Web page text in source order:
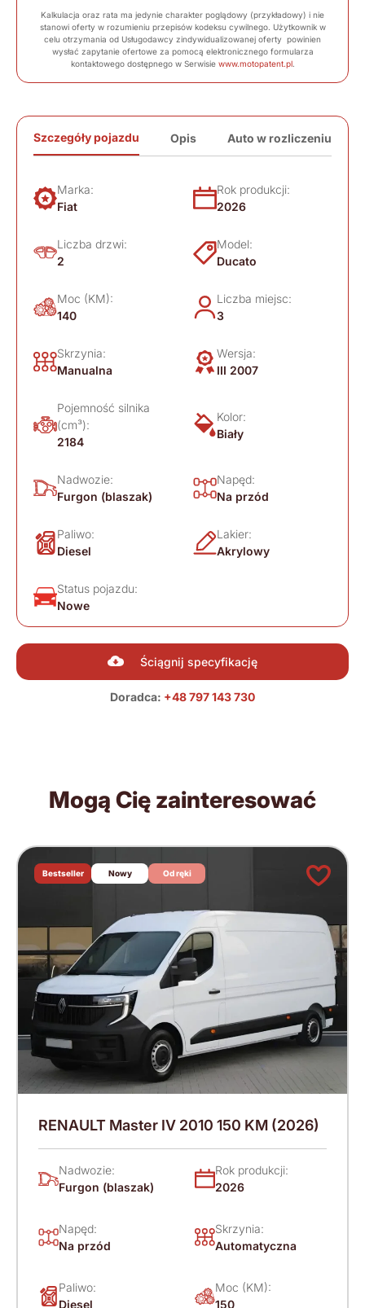
Kalkulacja oraz rata ma jedynie charakter poglądowy (przykładowy) i nie
stanowi oferty w rozumieniu przepisów kodeksu cywilnego. Użytkownik w
celu otrzymania od Usługodawcy zindywidualizowanej oferty powinien
wysłać zapytanie ofertowe za pomocą elektronicznego formularza
kontaktowego dostępnego w Serwisie www.motopatent.pl.
Szczegóły pojazdu Opis Auto w rozliczeniu
Marka:
Fiat
Rok produkcji:
2026
Liczba drzwi:
2
Model:
Ducato
Moc (KM):
140
Liczba miejsc:
3
Skrzynia:
Manualna
Wersja:
III 2007
Pojemność silnika
(cm³):
2184
Kolor:
Biały
Nadwozie:
Furgon (blaszak)
Napęd:
Na przód
Paliwo:
Diesel
Lakier:
Akrylowy
Status pojazdu:
Nowe
Ściągnij specyfikację
Doradca: +48 797 143 730
Mogą Cię zainteresować
Bestseller Nowy Od ręki
RENAULT Master IV 2010 150 KM (2026)
Nadwozie:
Furgon (blaszak)
Rok produkcji:
2026
Napęd:
Na przód
Skrzynia:
Automatyczna
Paliwo:
Diesel
Moc (KM):
150